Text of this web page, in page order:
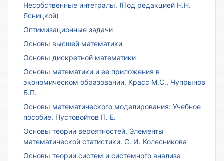
Несобственные интегралы. (Под редакцией Н.Н.
Ясницкой)
Оптимизационные задачи
Основы высшей математики
Основы дискретной математики
Основы математики и ее приложения в
экономическом образовании. Красс М.С., Чупрынов
Б.П.
Основы математического моделирования: Учебное
пособие. Пустовойтов П. Е.
Основы теории вероятностей. Элементы
математической статистики. С. И. Колесникова
Основы теории систем и системного анализа